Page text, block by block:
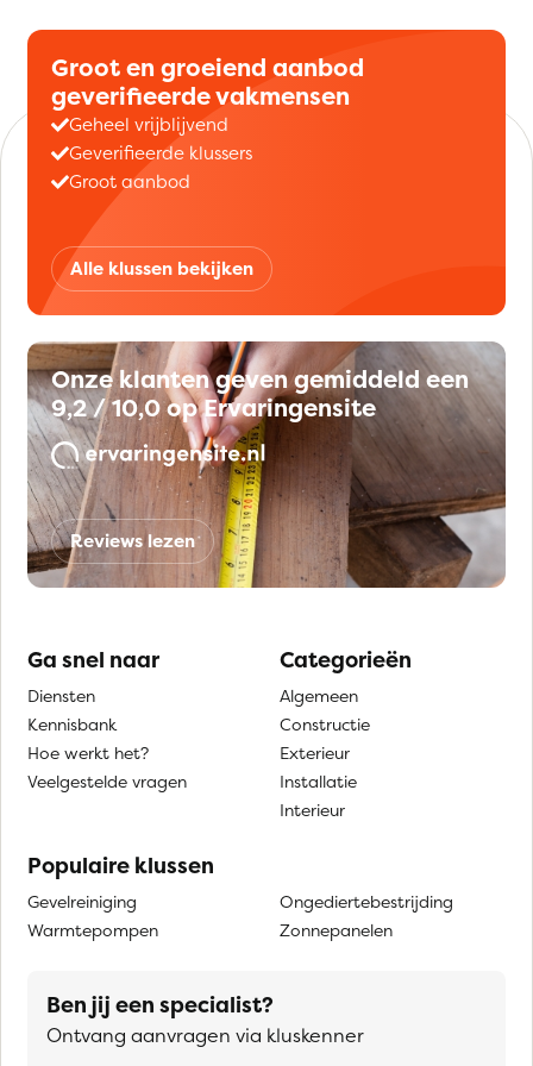
Groot en groeiend aanbod
geverifieerde vakmensen
Geheel vrijblijvend
Geverifieerde klussers
Groot aanbod
Alle klussen bekijken
Onze klanten geven gemiddeld een
9,2 / 10,0 op Ervaringensite
Reviews lezen
Ga snel naar
Diensten
Kennisbank
Hoe werkt het?
Veelgestelde vragen
Categorieën
Algemeen
Constructie
Exterieur
Installatie
Interieur
Populaire klussen
Gevelreiniging
Warmtepompen
Ongediertebestrijding
Zonnepanelen
Ben jij een specialist?
Ontvang aanvragen via kluskenner